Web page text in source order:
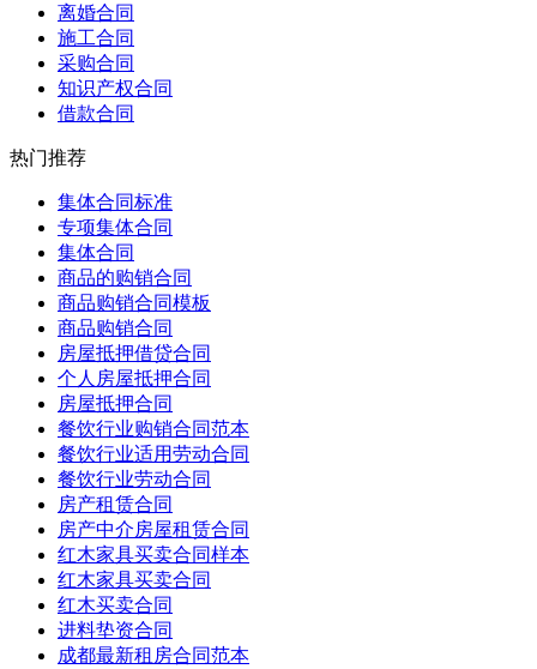
离婚合同
施工合同
采购合同
知识产权合同
借款合同
热门推荐
集体合同标准
专项集体合同
集体合同
商品的购销合同
商品购销合同模板
商品购销合同
房屋抵押借贷合同
个人房屋抵押合同
房屋抵押合同
餐饮行业购销合同范本
餐饮行业适用劳动合同
餐饮行业劳动合同
房产租赁合同
房产中介房屋租赁合同
红木家具买卖合同样本
红木家具买卖合同
红木买卖合同
进料垫资合同
成都最新租房合同范本